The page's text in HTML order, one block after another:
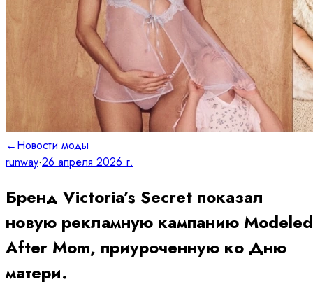
←Новости моды
runway·26 апреля 2026 г.
Бренд Victoria’s Secret показал
новую рекламную кампанию Modeled
After Mom, приуроченную ко Дню
матери.